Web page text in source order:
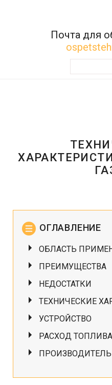
Почта для
ОГЛАВЛЕНИЕ
ОБЛАСТЬ
ПРЕИМУЩЕСТВА
НЕДОСТАТКИ
ТЕХНИЧЕСКИЕ
УСТРОЙСТВО
РАСХОД ТОПЛИВА
ПРОИЗВОДИТЕЛЬ